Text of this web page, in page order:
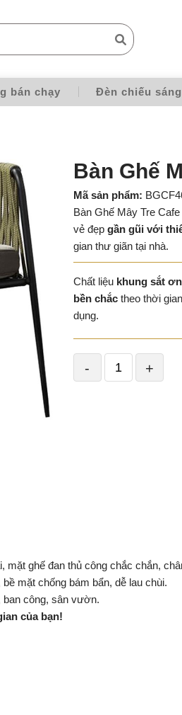
bán chạy Đèn chiếu sáng
Bàn Ghế
Mã sản phẩm:
Bàn Ghế Mây Tre
vẻ đẹp gần gũi với
gian thư giãn tại nhà.
Chất liệu khung sắt
bền chắctheo thời
dụng.
- +
mặt ghế đan thủ công chắc chắn,
mặt chống bám bẩn, dễ lau chùi.
ban công, sân vườn.
của bạn!